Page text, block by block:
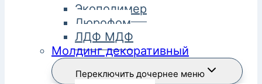
Экополимер
Дюрофом
ЛДФ МДФ
Молдинг декоративный
Переключить дочернее меню